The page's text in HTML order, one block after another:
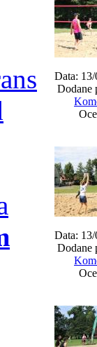
Data:
Dodane
Data:
Dodane